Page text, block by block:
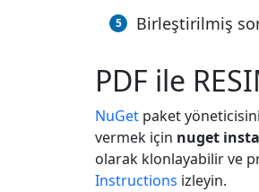
Birleştirilmiş
PDF ile
NuGet paket
vermek için nuget
olarak klonlayabilir ve
Instructions izleyin.